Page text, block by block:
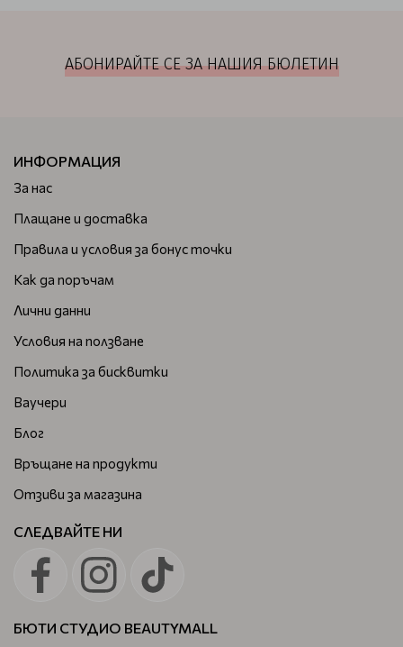
АБОНИРАЙТЕ СЕ ЗА НАШИЯ БЮЛЕТИН
ИНФОРМАЦИЯ
За нас
Плащане и доставка
Правила и условия за бонус точки
Как да поръчам
Лични данни
Условия на ползване
Политика за бисквитки
Ваучери
Блог
Връщане на продукти
Отзиви за магазина
СЛЕДВАЙТЕ НИ
БЮТИ СТУДИО BEAUTYMALL